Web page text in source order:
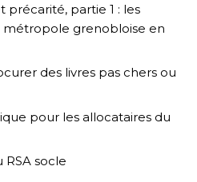
précarité, partie 1 : les
métropole grenobloise en
des livres pas chers ou
pour les allocataires du
RSA socle